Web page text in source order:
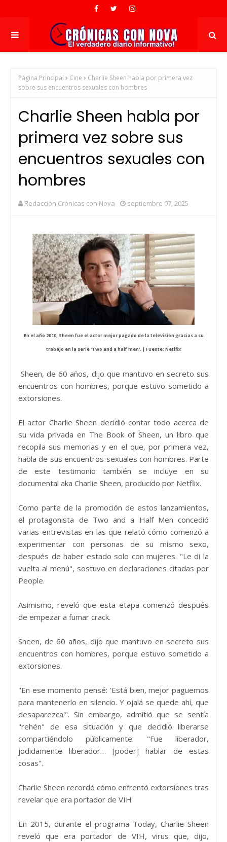
Página Principal Cine
Charlie Sheen habla por primera vez
sobre sus encuentros sexuales con hombres
Charlie Sheen habla por
primera vez sobre sus
encuentros sexuales con
hombres
Redacción Crónicas con Nova septiembre 07, 2025
En el año 2010, Sheen fue el actor mejor pagado de la televisión gracias a su
trabajo en la serie 'Two and a half men'. | Fuente: Netlfix
Sheen, de 60 años, dijo que mantuvo en secreto sus
encuentros con hombres, porque estuvo sometido a
extorsiones.
El actor Charlie Sheen decidió contar todo acerca de
su vida privada en The Book of Sheen, un libro que
recopila sus memorias y en el que, por primera vez,
habla de sus encuentros sexuales con hombres. Parte
de este testimonio también se incluye en su
documental aka Charlie Sheen, producido por Netflix.
Como parte de la promoción de estos lanzamientos,
el protagonista de Two and a Half Men concedió
varias entrevistas en las que relató cómo comenzó a
experimentar con personas de su mismo sexo,
después de haber estado solo con mujeres. "Le di la
vuelta al menú", sostuvo en declaraciones citadas por
People.
Asimismo, reveló que esta etapa comenzó después
de empezar a fumar crack.
Sheen, de 60 años, dijo que mantuvo en secreto sus
encuentros con hombres, porque estuvo sometido a
extorsiones.
"En ese momento pensé: 'Está bien, mejor paguemos
para mantenerlo en silencio. Y ojalá se quede ahí, que
desaparezca'". Sin embargo, admitió que se sentía
"rehén" de esa situación y que decidió liberarse
compartiéndolo públicamente: "Fue liberador,
jodidamente liberador… [poder] hablar de estas
cosas".
Charlie Sheen recordó cómo enfrentó extorsiones tras
revelar que era portador de VIH
En 2015, durante el programa Today, Charlie Sheen
reveló que era portador de VIH, virus que, dijo,